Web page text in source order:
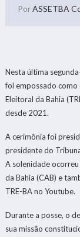
PorASSETBA
Nesta última
foi empossado como
Eleitoral da Bahia
desde 2021.
A cerimônia foi
presidente do
A solenidade
da Bahia (CAB) e
TRE-BA no Youtube.
Durante a posse, o
sua missão